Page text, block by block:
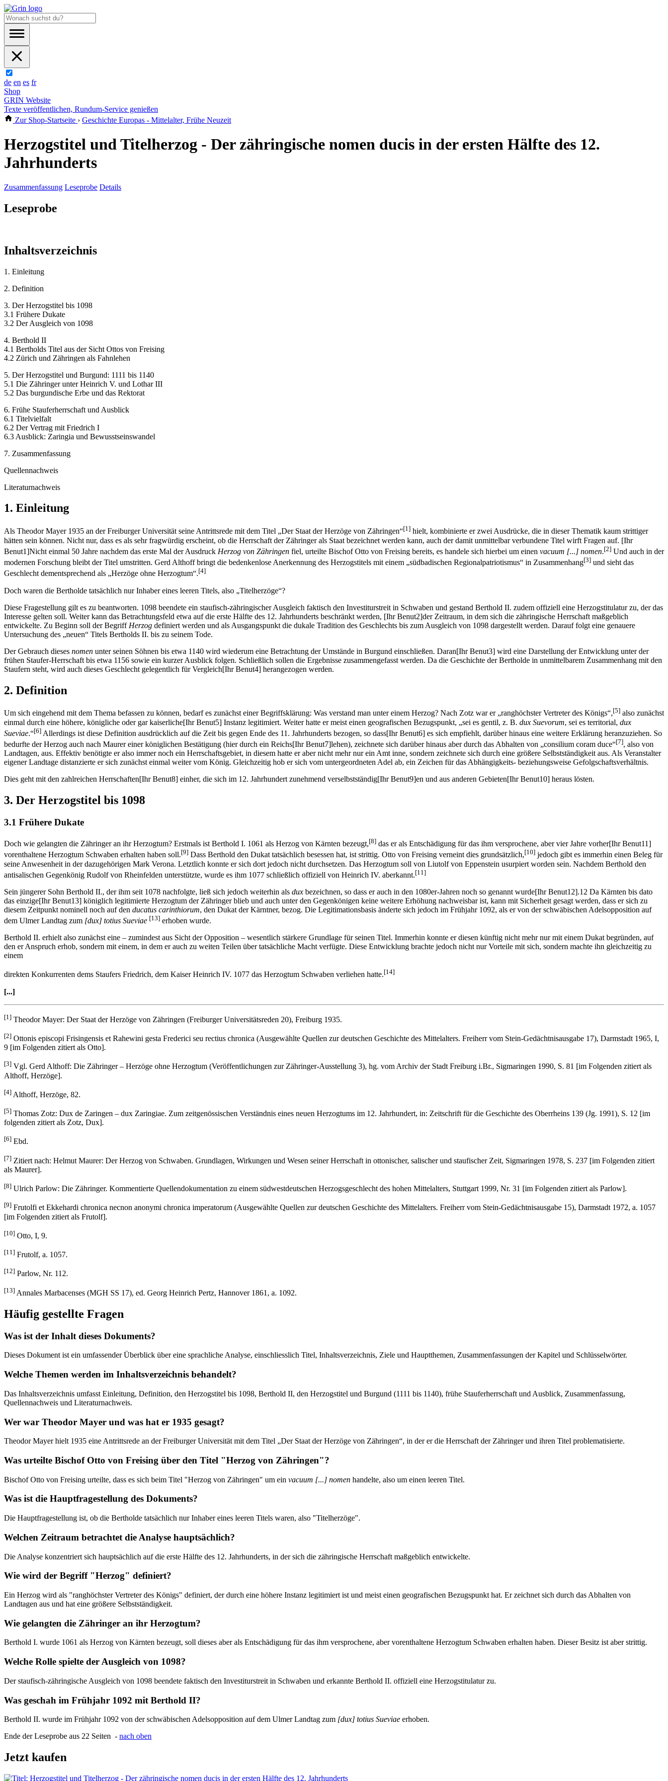
de en es fr
Shop
GRIN Website
Texte veröffentlichen, Rundum-Service genießen
Zur Shop-Startseite › Geschichte Europas - Mittelalter, Frühe Neuzeit
Herzogstitel und Titelherzog - Der zähringische nomen ducis in der ersten Hälfte des 12.
Jahrhunderts
Zusammenfassung Leseprobe Details
Leseprobe
Inhaltsverzeichnis
1. Einleitung
2. Definition
3. Der Herzogstitel bis 1098
3.1 Frühere Dukate
3.2 Der Ausgleich von 1098
4. Berthold II
4.1 Bertholds Titel aus der Sicht Ottos von Freising
4.2 Zürich und Zähringen als Fahnlehen
5. Der Herzogstitel und Burgund: 1111 bis 1140
5.1 Die Zähringer unter Heinrich V. und Lothar III
5.2 Das burgundische Erbe und das Rektorat
6. Frühe Stauferherrschaft und Ausblick
6.1 Titelvielfalt
6.2 Der Vertrag mit Friedrich I
6.3 Ausblick: Zaringia und Bewusstseinswandel
7. Zusammenfassung
Quellennachweis
Literaturnachweis
1. Einleitung
Als Theodor Mayer 1935 an der Freiburger Universität seine Antrittsrede mit dem Titel „Der Staat der Herzöge von Zähringen“[1] hielt, kombinierte er zwei Ausdrücke, die in dieser Thematik kaum strittiger
hätten sein können. Nicht nur, dass es als sehr fragwürdig erscheint, ob die Herrschaft der Zähringer als Staat bezeichnet werden kann, auch der damit unmittelbar verbundene Titel wirft Fragen auf. [Ihr
Benut1]Nicht einmal 50 Jahre nachdem das erste Mal der Ausdruck Herzog von Zähringen fiel, urteilte Bischof Otto von Freising bereits, es handele sich hierbei um einen vacuum [...] nomen.[2] Und auch in der
modernen Forschung bleibt der Titel umstritten. Gerd Althoff bringt die bedenkenlose Anerkennung des Herzogstitels mit einem „südbadischen Regionalpatriotismus“ in Zusammenhang[3] und sieht das
Geschlecht dementsprechend als „Herzöge ohne Herzogtum“.[4]
Doch waren die Bertholde tatsächlich nur Inhaber eines leeren Titels, also „Titelherzöge“?
Diese Fragestellung gilt es zu beantworten. 1098 beendete ein staufisch-zähringischer Ausgleich faktisch den Investiturstreit in Schwaben und gestand Berthold II. zudem offiziell eine Herzogstitulatur zu, der das
Interesse gelten soll. Weiter kann das Betrachtungsfeld etwa auf die erste Hälfte des 12. Jahrhunderts beschränkt werden, [Ihr Benut2]der Zeitraum, in dem sich die zähringische Herrschaft maßgeblich
entwickelte. Zu Beginn soll der Begriff Herzog definiert werden und als Ausgangspunkt die dukale Tradition des Geschlechts bis zum Ausgleich von 1098 dargestellt werden. Darauf folgt eine genauere
Untersuchung des „neuen“ Titels Bertholds II. bis zu seinem Tode.
Der Gebrauch dieses nomen unter seinen Söhnen bis etwa 1140 wird wiederum eine Betrachtung der Umstände in Burgund einschließen. Daran[Ihr Benut3] wird eine Darstellung der Entwicklung unter der
frühen Staufer-Herrschaft bis etwa 1156 sowie ein kurzer Ausblick folgen. Schließlich sollen die Ergebnisse zusammengefasst werden. Da die Geschichte der Bertholde in unmittelbarem Zusammenhang mit den
Staufern steht, wird auch dieses Geschlecht gelegentlich für Vergleich[Ihr Benut4] herangezogen werden.
2. Definition
Um sich eingehend mit dem Thema befassen zu können, bedarf es zunächst einer Begriffsklärung: Was verstand man unter einem Herzog? Nach Zotz war er „ranghöchster Vertreter des Königs“,[5] also zunächst
einmal durch eine höhere, königliche oder gar kaiserliche[Ihr Benut5] Instanz legitimiert. Weiter hatte er meist einen geografischen Bezugspunkt, „sei es gentil, z. B. dux Suevorum, sei es territorial, dux
Sueviae.“[6] Allerdings ist diese Definition ausdrücklich auf die Zeit bis gegen Ende des 11. Jahrhunderts bezogen, so dass[Ihr Benut6] es sich empfiehlt, darüber hinaus eine weitere Erklärung heranzuziehen. So
bedurfte der Herzog auch nach Maurer einer königlichen Bestätigung (hier durch ein Reichs[Ihr Benut7]lehen), zeichnete sich darüber hinaus aber durch das Abhalten von „consilium coram duce“[7], also von
Landtagen, aus. Effektiv benötigte er also immer noch ein Herrschaftsgebiet, in diesem hatte er aber nicht mehr nur ein Amt inne, sondern zeichnete sich durch eine größere Selbstständigkeit aus. Als Veranstalter
eigener Landtage distanzierte er sich zunächst einmal weiter vom König. Gleichzeitig hob er sich vom untergeordneten Adel ab, ein Zeichen für das Abhängigkeits- beziehungsweise Gefolgschaftsverhältnis.
Dies geht mit den zahlreichen Herrschaften[Ihr Benut8] einher, die sich im 12. Jahrhundert zunehmend verselbstständig[Ihr Benut9]en und aus anderen Gebieten[Ihr Benut10] heraus lösten.
3. Der Herzogstitel bis 1098
3.1 Frühere Dukate
Doch wie gelangten die Zähringer an ihr Herzogtum? Erstmals ist Berthold I. 1061 als Herzog von Kärnten bezeugt,[8] das er als Entschädigung für das ihm versprochene, aber vier Jahre vorher[Ihr Benut11]
vorenthaltene Herzogtum Schwaben erhalten haben soll.[9] Dass Berthold den Dukat tatsächlich besessen hat, ist strittig. Otto von Freising verneint dies grundsätzlich,[10] jedoch gibt es immerhin einen Beleg für
seine Anwesenheit in der dazugehörigen Mark Verona. Letztlich konnte er sich dort jedoch nicht durchsetzen. Das Herzogtum soll von Liutolf von Eppenstein usurpiert worden sein. Nachdem Berthold den
antisalischen Gegenkönig Rudolf von Rheinfelden unterstützte, wurde es ihm 1077 schließlich offiziell von Heinrich IV. aberkannt.[11]
Sein jüngerer Sohn Berthold II., der ihm seit 1078 nachfolgte, ließ sich jedoch weiterhin als dux bezeichnen, so dass er auch in den 1080er-Jahren noch so genannt wurde[Ihr Benut12].12 Da Kärnten bis dato
das einzige[Ihr Benut13] königlich legitimierte Herzogtum der Zähringer blieb und auch unter den Gegenkönigen keine weitere Erhöhung nachweisbar ist, kann mit Sicherheit gesagt werden, dass er sich zu
diesem Zeitpunkt nominell noch auf den ducatus carinthiorum, den Dukat der Kärntner, bezog. Die Legitimationsbasis änderte sich jedoch im Frühjahr 1092, als er von der schwäbischen Adelsopposition auf
dem Ulmer Landtag zum [dux] totius Sueviae [13] erhoben wurde.
Berthold II. erhielt also zunächst eine – zumindest aus Sicht der Opposition – wesentlich stärkere Grundlage für seinen Titel. Immerhin konnte er diesen künftig nicht mehr nur mit einem Dukat begründen, auf
den er Anspruch erhob, sondern mit einem, in dem er auch zu weiten Teilen über tatsächliche Macht verfügte. Diese Entwicklung brachte jedoch nicht nur Vorteile mit sich, sondern machte ihn gleichzeitig zu
einem
direkten Konkurrenten dems Staufers Friedrich, dem Kaiser Heinrich IV. 1077 das Herzogtum Schwaben verliehen hatte.[14]
[...]
[1] Theodor Mayer: Der Staat der Herzöge von Zähringen (Freiburger Universitätsreden 20), Freiburg 1935.
[2] Ottonis episcopi Frisingensis et Rahewini gesta Frederici seu rectius chronica (Ausgewählte Quellen zur deutschen Geschichte des Mittelalters. Freiherr vom Stein-Gedächtnisausgabe 17), Darmstadt 1965, I,
9 [im Folgenden zitiert als Otto].
[3] Vgl. Gerd Althoff: Die Zähringer – Herzöge ohne Herzogtum (Veröffentlichungen zur Zähringer-Ausstellung 3), hg. vom Archiv der Stadt Freiburg i.Br., Sigmaringen 1990, S. 81 [im Folgenden zitiert als
Althoff, Herzöge].
[4] Althoff, Herzöge, 82.
[5] Thomas Zotz: Dux de Zaringen – dux Zaringiae. Zum zeitgenössischen Verständnis eines neuen Herzogtums im 12. Jahrhundert, in: Zeitschrift für die Geschichte des Oberrheins 139 (Jg. 1991), S. 12 [im
folgenden zitiert als Zotz, Dux].
[6] Ebd.
[7] Zitiert nach: Helmut Maurer: Der Herzog von Schwaben. Grundlagen, Wirkungen und Wesen seiner Herrschaft in ottonischer, salischer und staufischer Zeit, Sigmaringen 1978, S. 237 [im Folgenden zitiert
als Maurer].
[8] Ulrich Parlow: Die Zähringer. Kommentierte Quellendokumentation zu einem südwestdeutschen Herzogsgeschlecht des hohen Mittelalters, Stuttgart 1999, Nr. 31 [im Folgenden zitiert als Parlow].
[9] Frutolfi et Ekkehardi chronica necnon anonymi chronica imperatorum (Ausgewählte Quellen zur deutschen Geschichte des Mittelalters. Freiherr vom Stein-Gedächtnisausgabe 15), Darmstadt 1972, a. 1057
[im Folgenden zitiert als Frutolf].
[10] Otto, I, 9.
[11] Frutolf, a. 1057.
[12] Parlow, Nr. 112.
[13] Annales Marbacenses (MGH SS 17), ed. Georg Heinrich Pertz, Hannover 1861, a. 1092.
Häufig gestellte Fragen
Was ist der Inhalt dieses Dokuments?
Dieses Dokument ist ein umfassender Überblick über eine sprachliche Analyse, einschliesslich Titel, Inhaltsverzeichnis, Ziele und Hauptthemen, Zusammenfassungen der Kapitel und Schlüsselwörter.
Welche Themen werden im Inhaltsverzeichnis behandelt?
Das Inhaltsverzeichnis umfasst Einleitung, Definition, den Herzogstitel bis 1098, Berthold II, den Herzogstitel und Burgund (1111 bis 1140), frühe Stauferherrschaft und Ausblick, Zusammenfassung,
Quellennachweis und Literaturnachweis.
Wer war Theodor Mayer und was hat er 1935 gesagt?
Theodor Mayer hielt 1935 eine Antrittsrede an der Freiburger Universität mit dem Titel „Der Staat der Herzöge von Zähringen“, in der er die Herrschaft der Zähringer und ihren Titel problematisierte.
Was urteilte Bischof Otto von Freising über den Titel "Herzog von Zähringen"?
Bischof Otto von Freising urteilte, dass es sich beim Titel "Herzog von Zähringen" um ein vacuum [...] nomen handelte, also um einen leeren Titel.
Was ist die Hauptfragestellung des Dokuments?
Die Hauptfragestellung ist, ob die Bertholde tatsächlich nur Inhaber eines leeren Titels waren, also "Titelherzöge".
Welchen Zeitraum betrachtet die Analyse hauptsächlich?
Die Analyse konzentriert sich hauptsächlich auf die erste Hälfte des 12. Jahrhunderts, in der sich die zähringische Herrschaft maßgeblich entwickelte.
Wie wird der Begriff "Herzog" definiert?
Ein Herzog wird als "ranghöchster Vertreter des Königs" definiert, der durch eine höhere Instanz legitimiert ist und meist einen geografischen Bezugspunkt hat. Er zeichnet sich durch das Abhalten von
Landtagen aus und hat eine größere Selbstständigkeit.
Wie gelangten die Zähringer an ihr Herzogtum?
Berthold I. wurde 1061 als Herzog von Kärnten bezeugt, soll dieses aber als Entschädigung für das ihm versprochene, aber vorenthaltene Herzogtum Schwaben erhalten haben. Dieser Besitz ist aber strittig.
Welche Rolle spielte der Ausgleich von 1098?
Der staufisch-zähringische Ausgleich von 1098 beendete faktisch den Investiturstreit in Schwaben und erkannte Berthold II. offiziell eine Herzogstitulatur zu.
Was geschah im Frühjahr 1092 mit Berthold II?
Berthold II. wurde im Frühjahr 1092 von der schwäbischen Adelsopposition auf dem Ulmer Landtag zum [dux] totius Sueviae erhoben.
Ende der Leseprobe aus 22 Seiten - nach oben
Jetzt kaufen